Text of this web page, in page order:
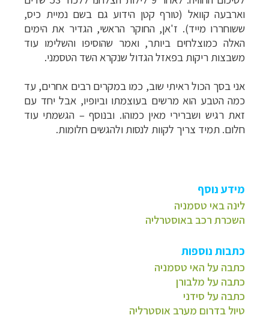
וארבעה קוואל (טורף קטן הידוע גם בשם נמיית כיס,
ששוחררו מייד). ז'אן, החוקר הראשי, הגדיר את הימים
האלה כמוצלחים ביותר, ואמר שהוסיפו והשלימו עוד
משבצות ריקות בפאזל הגדול שנקרא השד הטסמני.
אני בסך הכול ראיתי שוב, כמו במקרים רבים אחרים, עד
כמה הטבע הוא מרשים בעוצמתו וביופיו, אבל יחד עם
זאת רגיש ושברירי מאין כמוהו. ובנוסף – הגשמתי עוד
חלום. תמיד צריך לקוות לנסות ולהגשים חלומות.
מידע נוסף
לינה באי טסמניה
השכרת רכב באוסטרליה
כתבות נוספות
כתבה על האי טסמניה
כתבה על מלבורן
כתבה על סידני
טיול בדרום מערב אוסטרליה